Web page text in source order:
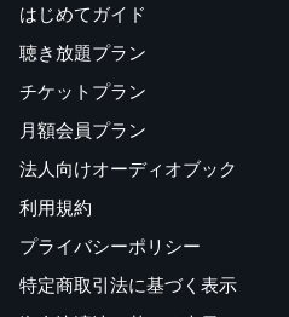
はじめてガイド
聴き放題プラン
チケットプラン
月額会員プラン
法人向けオーディオブック
利用規約
プライバシーポリシー
特定商取引法に基づく表示